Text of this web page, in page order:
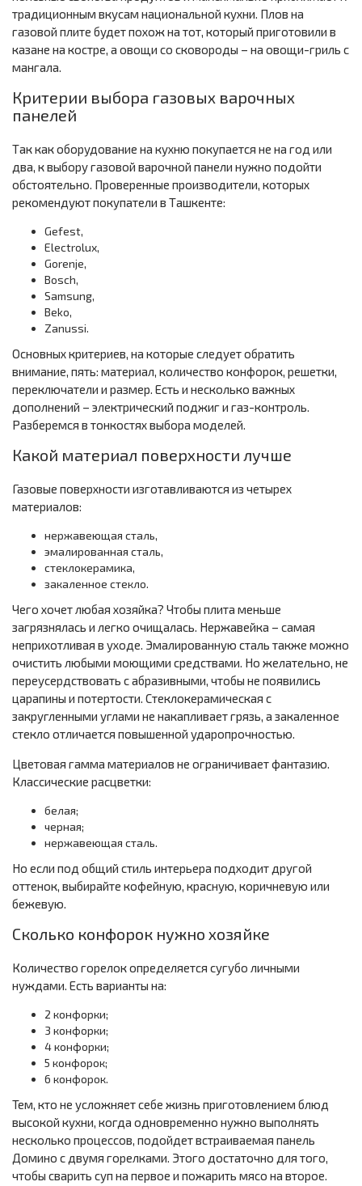
традиционным вкусам национальной кухни. Плов на
газовой плите будет похож на тот, который приготовили в
казане на костре, а овощи со сковороды – на овощи-гриль с
мангала.
Критерии выбора газовых варочных
панелей
Так как оборудование на кухню покупается не на год или
два, к выбору газовой варочной панели нужно подойти
обстоятельно. Проверенные производители, которых
рекомендуют покупатели в Ташкенте:
Gefest,
Electrolux,
Gorenje,
Bosch,
Samsung,
Beko,
Zanussi.
Основных критериев, на которые следует обратить
внимание, пять: материал, количество конфорок, решетки,
переключатели и размер. Есть и несколько важных
дополнений – электрический поджиг и газ-контроль.
Разберемся в тонкостях выбора моделей.
Какой материал поверхности лучше
Газовые поверхности изготавливаются из четырех
материалов:
нержавеющая сталь,
эмалированная сталь,
стеклокерамика,
закаленное стекло.
Чего хочет любая хозяйка? Чтобы плита меньше
загрязнялась и легко очищалась. Нержавейка – самая
неприхотливая в уходе. Эмалированную сталь также можно
очистить любыми моющими средствами. Но желательно, не
переусердствовать с абразивными, чтобы не появились
царапины и потертости. Стеклокерамическая с
закругленными углами не накапливает грязь, а закаленное
стекло отличается повышенной ударопрочностью.
Цветовая гамма материалов не ограничивает фантазию.
Классические расцветки:
белая;
черная;
нержавеющая сталь.
Но если под общий стиль интерьера подходит другой
оттенок, выбирайте кофейную, красную, коричневую или
бежевую.
Сколько конфорок нужно хозяйке
Количество горелок определяется сугубо личными
нуждами. Есть варианты на:
2 конфорки;
3 конфорки;
4 конфорки;
5 конфорок;
6 конфорок.
Тем, кто не усложняет себе жизнь приготовлением блюд
высокой кухни, когда одновременно нужно выполнять
несколько процессов, подойдет встраиваемая панель
Домино с двумя горелками. Этого достаточно для того,
чтобы сварить суп на первое и пожарить мясо на второе.